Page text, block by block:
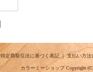
特定商取引法に基づく表記｜支払い方法
カラーミーショップCopyright